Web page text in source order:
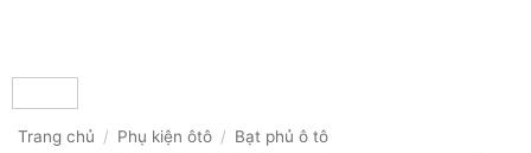
Trang chủ / Phụ kiện ôtô / Bạt phủ ô tô